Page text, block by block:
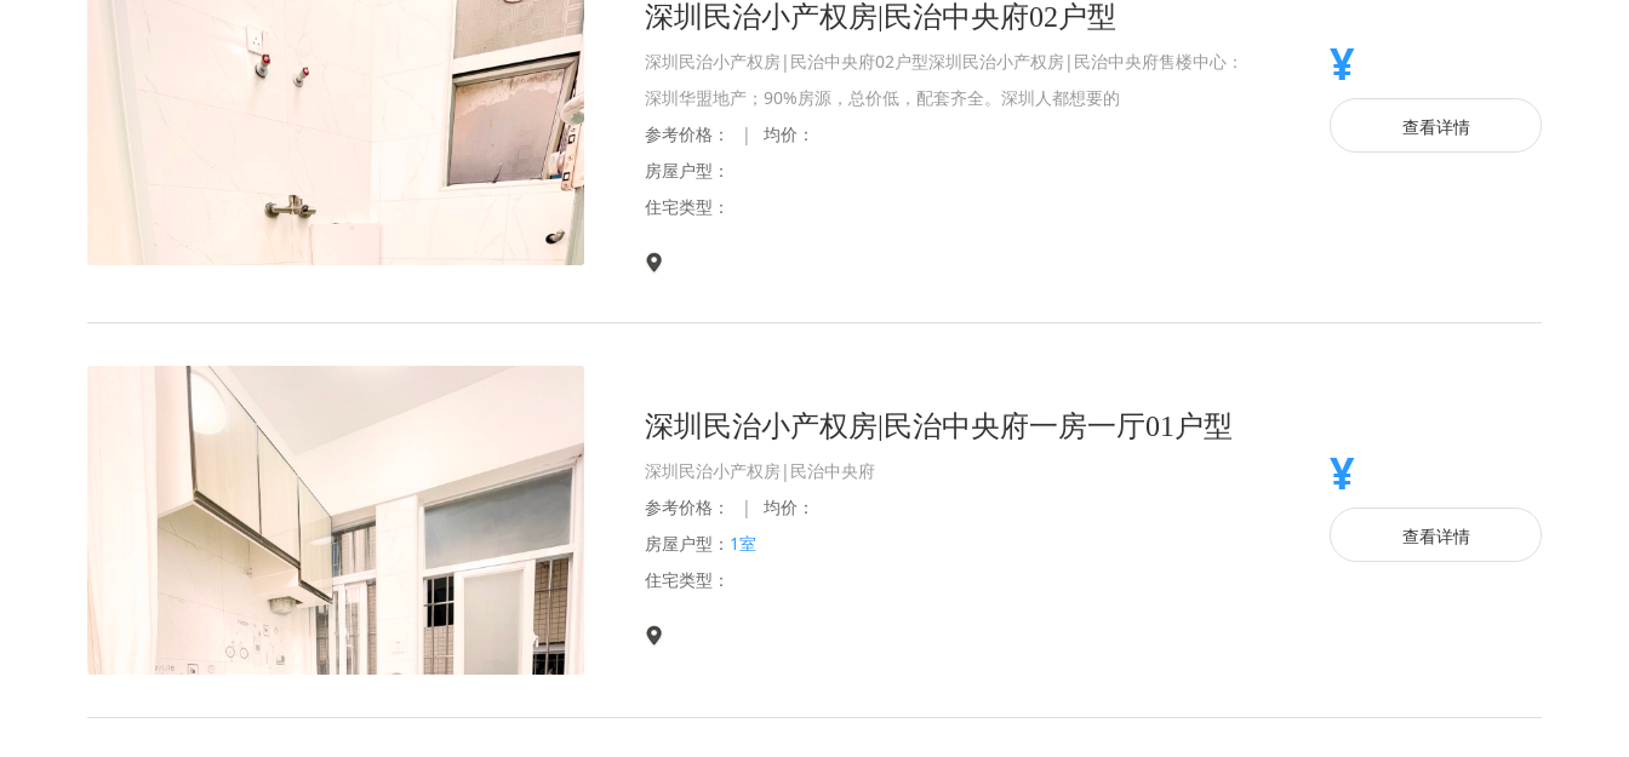
深圳民治小产权房|民治中央府02户型
深圳民治小产权房|民治中央府02户型深圳民治小产权房|民治中央府售楼中心：
深圳华盟地产；90%房源，总价低，配套齐全。深圳人️都想要的️
参考价格：
|
均价：
房屋户型：
住宅类型：
¥
查看详情
深圳民治小产权房|民治中央府一房一厅01户型
深圳民治小产权房|民治中央府
参考价格：
|
均价：
房屋户型： 1室
住宅类型：
¥
查看详情